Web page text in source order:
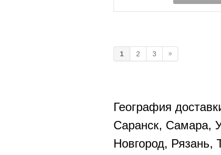
1 2 3
География
Саранск, Самара,
Новгород, Рязань,